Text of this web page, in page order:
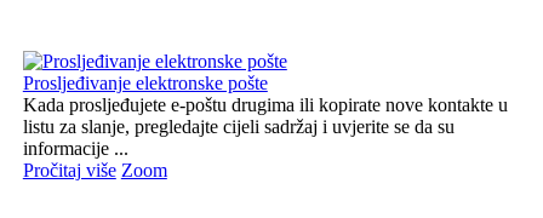
Prosljeđivanje elektronske pošte
Kada prosljeđujete e-poštu drugima ili kopirate nove kontakte u
listu za slanje, pregledajte cijeli sadržaj i uvjerite se da su
informacije ...
Pročitaj više Zoom